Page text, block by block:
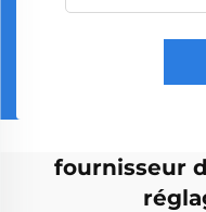
fournisseur